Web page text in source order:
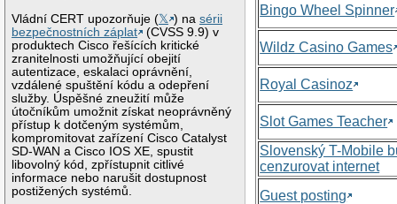
Vládní CERT upozorňuje (𝕏 ) nasérii
bezpečnostních záplat
(CVSS 9.9) v
produktech Cisco řešících kritické
zranitelnosti umožňující obejití
autentizace, eskalaci oprávnění,
vzdálené spuštění kódu a odepření
služby. Úspěšné zneužití může
útočníkům umožnit získat neoprávněný
přístup k dotčeným systémům,
kompromitovat zařízení Cisco Catalyst
SD-WAN a Cisco IOS XE, spustit
libovolný kód, zpřístupnit citlivé
informace nebo narušit dostupnost
postižených systémů.
Bingo Wheel Spinner
Wildz Casino Games
Royal Casinoz
Slot Games Teacher
Slovenský T-Mobile
cenzurovat internet
Guest posting